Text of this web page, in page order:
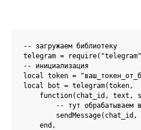
-- загружаем библиотеку
telegram =
-- инициализация
local token =
local bot = telegram(token,
function(chat_id, text,
-- тут обрабатываем
sendMessage(chat_id,
    end,